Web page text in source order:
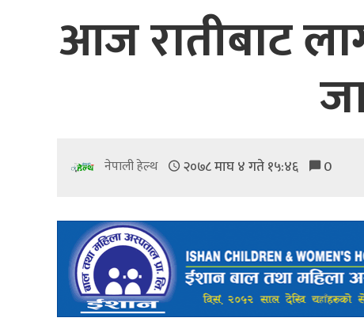
आज रातीबाट
नेपाली हेल्थ २०७८ माघ ४ गते १५:४६ 0